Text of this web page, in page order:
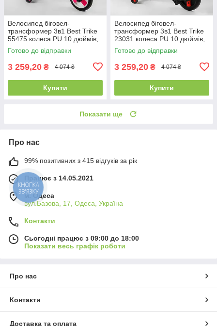
Велосипед біговел-
трансформер 3в1 Best Trike
55475 колеса PU 10 дюймів,
з батьківською ручкою, знімні
педалі
Готово до відправки
3 259,20 ₴ 4 074 ₴
Купити
Велосипед біговел-
трансформер 3в1 Best Trike
23031 колеса PU 10 дюймів,
з батьківською ручкою, знімні
педалі
Готово до відправки
3 259,20 ₴ 4 074 ₴
Купити
Показати ще
Про нас
99% позитивних з 415 відгуків за рік
Працює з 14.05.2021
м. Одеса
вул.Базова, 17, Одеса, Україна
Контакти
Сьогодні працює з 09:00 до 18:00
Показати весь графік роботи
Про нас
Контакти
Доставка та оплата
КНОПКА
ЗВ'ЯЗКУ